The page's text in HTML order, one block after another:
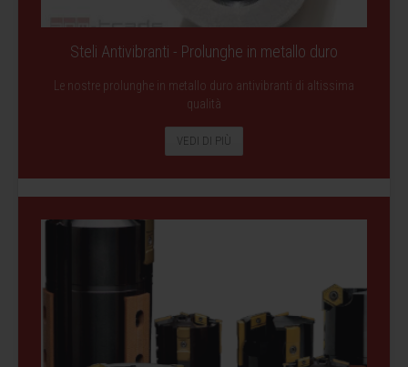
Steli Antivibranti - Prolunghe in metallo duro
Le nostre prolunghe in metallo duro antivibranti di altissima
qualità
VEDI DI PIÙ